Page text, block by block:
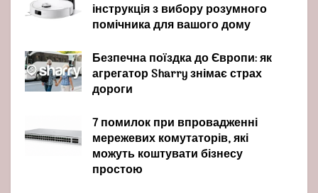
інструкція з вибору розумного
помічника для вашого дому
Безпечна поїздка до Європи: як
агрегатор Sharry знімає страх
дороги
7 помилок при впровадженні
мережевих комутаторів, які
можуть коштувати бізнесу
простою